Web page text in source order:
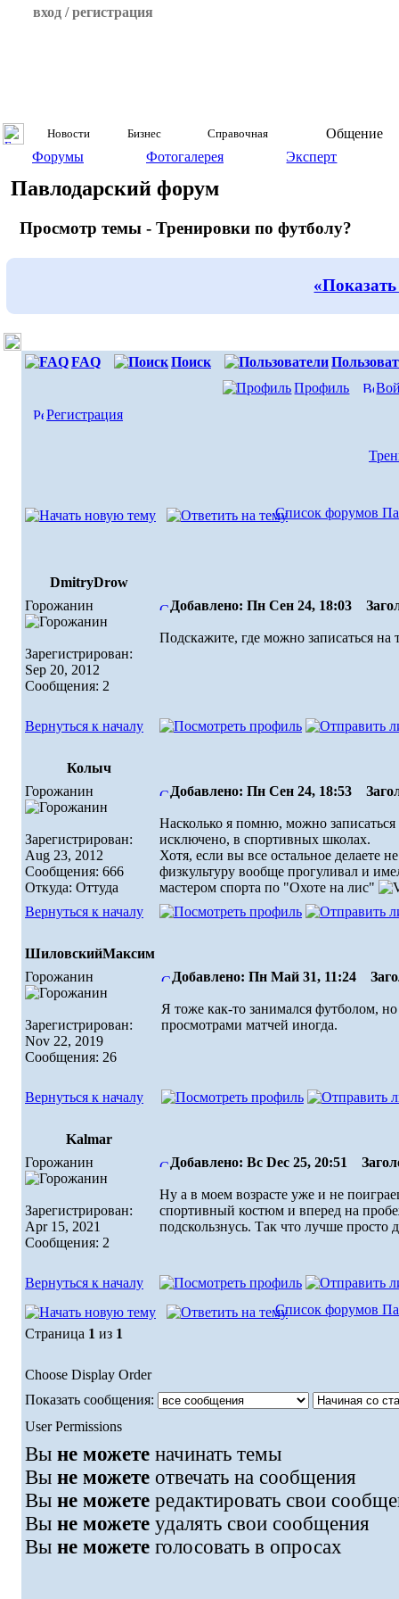
вход / регистрация
Новости Бизнес Справочная
Общение
Форумы
Фотогалерея Эксперт
Павлодарский форум
Просмотр темы - Тренировки по футболу?
FAQ Поиск
Профиль
Регистрация
Список форумов
DmitryDrow
Горожанин
Зарегистрирован:
Sep 20, 2012
Сообщения: 2
Добавлено: Пн Сен 24, 18:03
Подскажите, где можно записаться
Вернуться к началу
Колыч
Горожанин
Зарегистрирован:
Aug 23, 2012
Сообщения: 666
Откуда: Оттуда
Добавлено: Пн Сен 24, 18:53
Насколько я помню, можно
исключено, в спортивных школах.
Хотя, если вы все остальное делаете
физкультуру вообще прогуливал и
мастером спорта по "Охоте на лис"
Вернуться к началу
ШиловскийМаксим
Горожанин
Зарегистрирован:
Nov 22, 2019
Сообщения: 26
Добавлено: Пн Май 31, 11:24
Я тоже как-то занимался футболом,
просмотрами матчей иногда.
Вернуться к началу
Kalmar
Горожанин
Зарегистрирован:
Apr 15, 2021
Сообщения: 2
Добавлено: Вс Dec 25, 20:51
Ну а в моем возрасте уже и не
спортивный костюм и вперед на
подскользнусь. Так что лучше просто
Вернуться к началу
Список форумов
Страница 1 из 1
Choose Display Order
Показать сообщения:
User Permissions
Вы не можете начинать темы
Вы не можете отвечать на сообщения
Вы не можете редактировать свои
Вы не можете удалять свои сообщения
Вы не можете голосовать в опросах